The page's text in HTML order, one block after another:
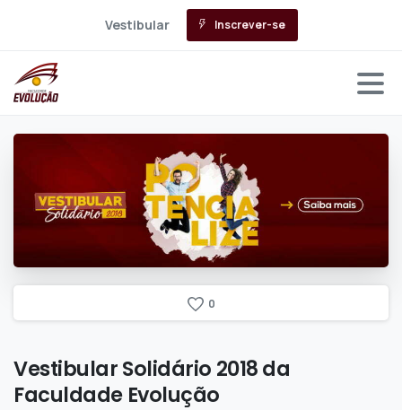
Vestibular Inscrever-se
0
VestibularSolidário 2018da
Faculdade Evolução